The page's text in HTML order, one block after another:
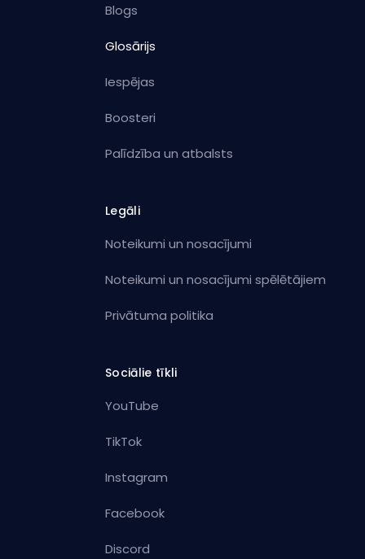
Blogs
Glosārijs
Iespējas
Boosteri
Palīdzība un atbalsts
Legāli
Noteikumi un nosacījumi
Noteikumi un nosacījumi spēlētājiem
Privātuma politika
Sociālie tīkli
YouTube
TikTok
Instagram
Facebook
Discord